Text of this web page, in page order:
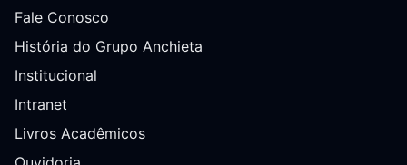
Fale Conosco
História do Grupo Anchieta
Institucional
Intranet
Livros Acadêmicos